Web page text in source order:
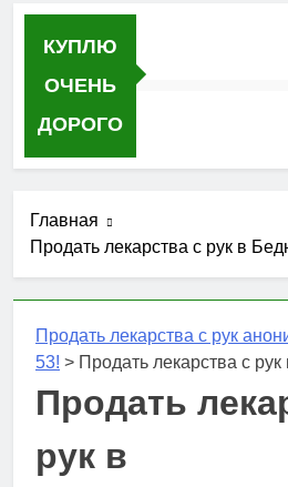
КУПЛЮ
ОЧЕНЬ
ДОРОГО
Главная
Продать лекарства с рук в
Продать лекарства с рук
53! > Продать лекарства с
Продать
рук в